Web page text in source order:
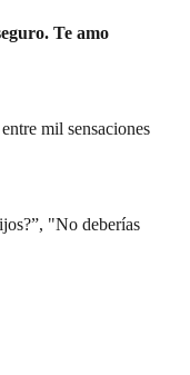
Te amo
mil sensaciones
"No deberías